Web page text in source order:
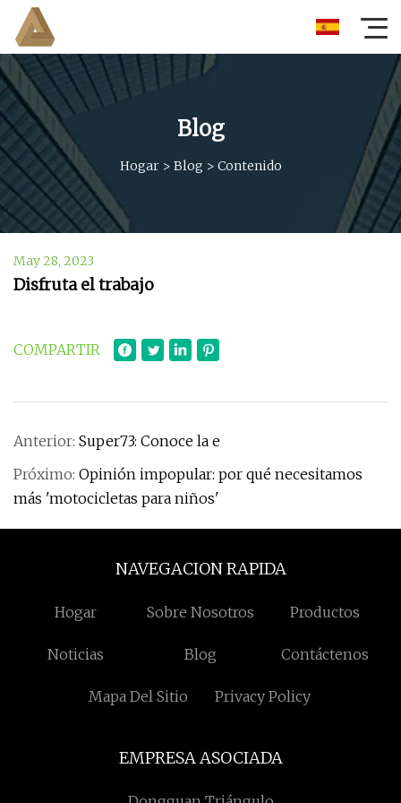
Blog
Hogar> Blog > Contenido
May 28, 2023
Disfruta el trabajo
COMPARTIR
Anterior: Super73: Conoce la e
Próximo: Opinión impopular: por qué necesitamos
más 'motocicletas para niños'
NAVEGACION RAPIDA
Hogar Sobre Nosotros Productos
Noticias Blog Contáctenos
Mapa Del Sitio Privacy Policy
EMPRESA ASOCIADA